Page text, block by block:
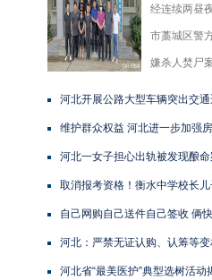
经连续两昼
市藁城区警
嫌杀人焚尸
河北开展公路大型车辆突出交
维护群众权益 河北进一步加强
河北一女子担心出轨被发现酿命
取消报考资格！衡水中学校长儿
自己网购自己送件自己签收 俩
河北：严禁无证认购、认筹等
河北省“最美医护”典型选树活动